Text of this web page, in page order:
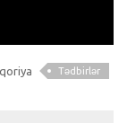
Tədbirlər